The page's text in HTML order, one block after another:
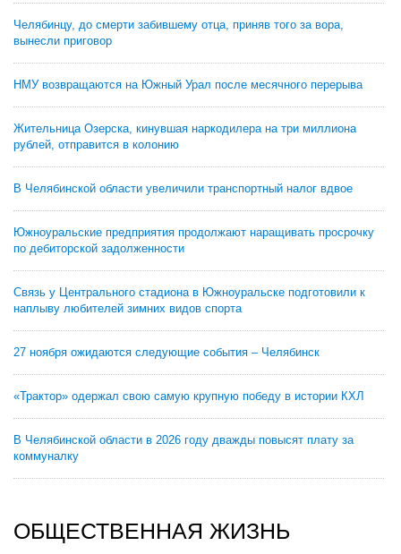
Челябинцу, до смерти забившему отца, приняв того за вора,
вынесли приговор
НМУ возвращаются на Южный Урал после месячного перерыва
Жительница Озерска, кинувшая наркодилера на три миллиона
рублей, отправится в колонию
В Челябинской области увеличили транспортный налог вдвое
Южноуральские предприятия продолжают наращивать просрочку
по дебиторской задолженности
Связь у Центрального стадиона в Южноуральске подготовили к
наплыву любителей зимних видов спорта
27 ноября ожидаются следующие события – Челябинск
«Трактор» одержал свою самую крупную победу в истории КХЛ
В Челябинской области в 2026 году дважды повысят плату за
коммуналку
ОБЩЕСТВЕННАЯ ЖИЗНЬ